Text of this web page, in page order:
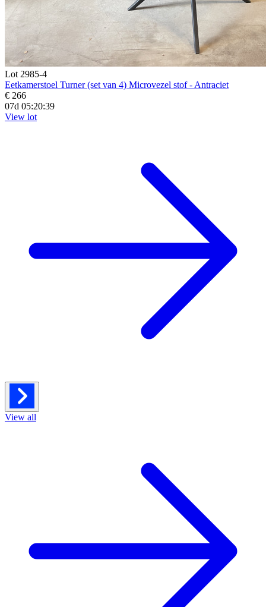
Lot 2985-4
Eetkamerstoel Turner (set van 4) Microvezel stof - Antraciet
€ 266
07d 05:20:38
View lot
View all